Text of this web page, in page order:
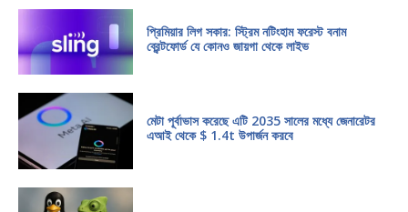
প্রিমিয়ার লিগ সকার: স্ট্রিম নটিংহাম ফরেস্ট বনাম
ব্রেন্টফোর্ড যে কোনও জায়গা থেকে লাইভ
মেটা পূর্বাভাস করেছে এটি 2035 সালের মধ্যে জেনারেটর
এআই থেকে $ 1.4t উপার্জন করবে